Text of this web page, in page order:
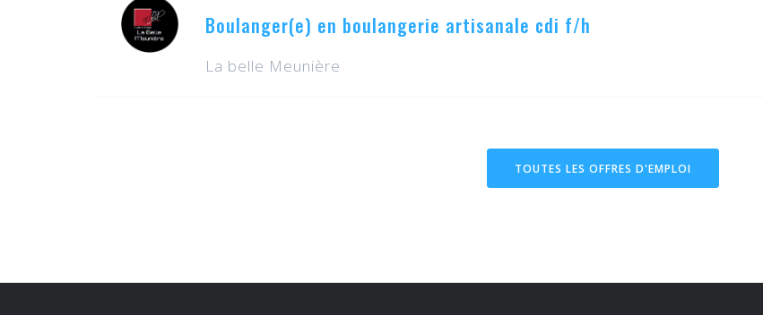
Boulanger(e) en boulangerie artisanale cdi f/h
La belle Meunière
TOUTES LES OFFRES D'EMPLOI